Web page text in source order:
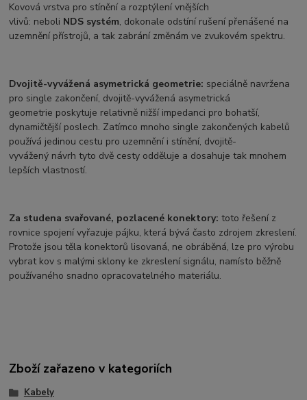
Kovová vrstva pro stínění a rozptýlení vnějších
vlivů: neboli NDS systém, dokonale odstíní rušení přenášené na
uzemnění přístrojů, a tak zabrání změnám ve zvukovém spektru.
Dvojitě-vyvážená asymetrická geometrie: speciálně navržena
pro single zakončení, dvojitě-vyvážená asymetrická
geometrie poskytuje relativně nižší impedanci pro bohatší,
dynamičtější poslech. Zatímco mnoho single zakončených kabelů
používá jedinou cestu pro uzemnění i stínění, dvojitě-
vyvážený návrh tyto dvě cesty odděluje a dosahuje tak mnohem
lepších vlastností.
Za studena svařované, pozlacené konektory: toto řešení z
rovnice spojení vyřazuje pájku, která bývá často zdrojem zkreslení.
Protože jsou těla konektorů lisovaná, ne obráběná, lze pro výrobu
vybrat kov s malými sklony ke zkreslení signálu, namísto běžně
používaného snadno opracovatelného materiálu.
Zboží zařazeno v kategoriích
Kabely